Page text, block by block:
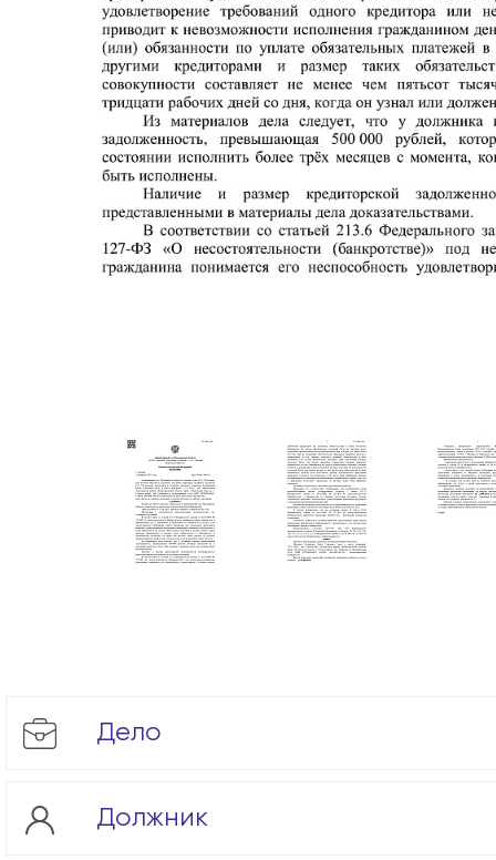
Дело
Должник